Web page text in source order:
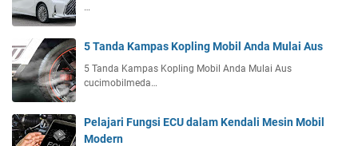
…
5 Tanda Kampas Kopling Mobil Anda Mulai Aus
5 Tanda Kampas Kopling Mobil Anda Mulai Aus
cucimobilmeda…
Pelajari Fungsi ECU dalam Kendali Mesin Mobil
Modern